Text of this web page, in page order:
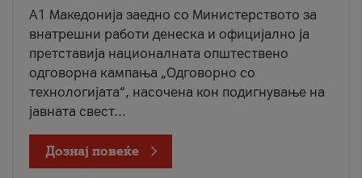
A1 Македонија заедно со Министерството за
внатрешни работи денеска и официјално ја
претставија националната општествено
одговорна кампања „Одговорно со
технологијата“, насочена кон подигнување на
јавната свест...
Дознај повеќе